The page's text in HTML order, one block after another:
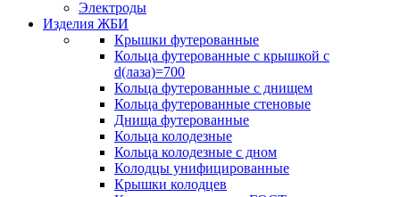
Электроды
Изделия ЖБИ
Крышки футерованные
Кольца футерованные с крышкой с
d(лаза)=700
Кольца футерованные с днищем
Кольца футерованные стеновые
Днища футерованные
Кольца колодезные
Кольца колодезные с дном
Колодцы унифицированные
Крышки колодцев